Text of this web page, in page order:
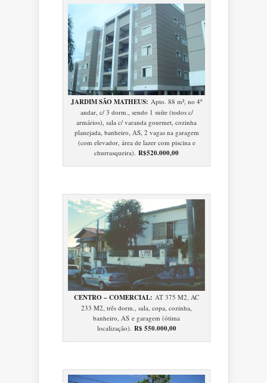
JARDIM SÃO MATHEUS: Apto. 88 m², no 4º
andar, c/ 3 dorm., sendo 1 suíte (todos c/
armários), sala c/ varanda gourmet, cozinha
planejada, banheiro, AS, 2 vagas na garagem
(com elevador, área de lazer com piscina e
churrasqueira).R$520.000,00
CENTRO – COMERCIAL:AT 375 M2, AC
233 M2, três dorm., sala, copa, cozinha,
banheiro, AS e garagem (ótima
localização). R$ 550.000,00